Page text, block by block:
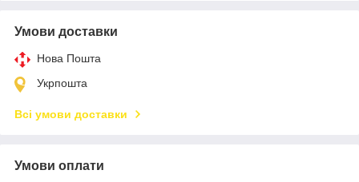
Умови доставки
Нова Пошта
Укрпошта
Всі умови доставки
Умови оплати